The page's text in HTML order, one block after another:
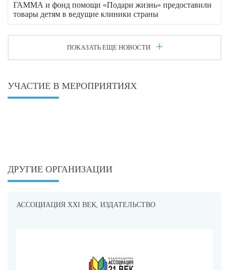
ГАММА и фонд помощи «Подари жизнь» предоставили
товары детям в ведущие клиники страны
ПОКАЗАТЬ ЕЩЕ НОВОСТИ
УЧАСТИЕ В МЕРОПРИЯТИЯХ
ДРУГИЕ ОРГАНИЗАЦИИ
АССОЦИАЦИЯ XXI ВЕК, ИЗДАТЕЛЬСТВО